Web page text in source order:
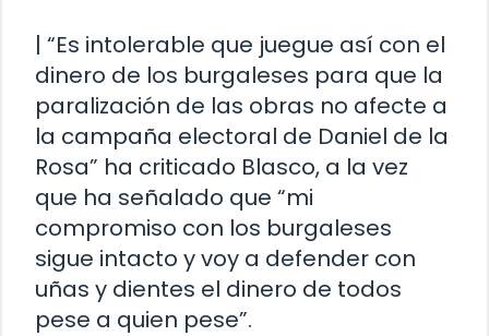
| “Es intolerable que juegue así con el
dinero de los burgaleses para que la
paralización de las obras no afecte a
la campaña electoral de Daniel de la
Rosa” ha criticado Blasco, a la vez
que ha señalado que “mi
compromiso con los burgaleses
sigue intacto y voy a defender con
uñas y dientes el dinero de todos
pese a quien pese”.